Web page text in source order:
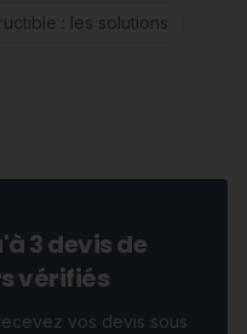
: les solutions
3 devis de
vérifiés
vos devis sous